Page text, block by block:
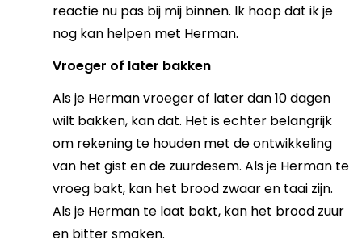
reactie nu pas bij mij binnen. Ik hoop dat ik je
nog kan helpen met Herman.
Vroeger of later bakken
Als je Herman vroeger of later dan 10 dagen
wilt bakken, kan dat. Het is echter belangrijk
om rekening te houden met de ontwikkeling
van het gist en de zuurdesem. Als je Herman te
vroeg bakt, kan het brood zwaar en taai zijn.
Als je Herman te laat bakt, kan het brood zuur
en bitter smaken.